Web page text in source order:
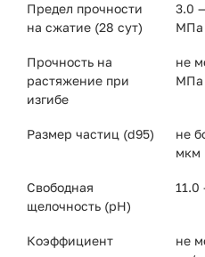
Предел прочности
на сжатие (28 сут)
3.0
МПа
Прочность на
растяжение при
изгибе
не
МПа
Размер частиц (d95)
не
мкм
Свободная
щелочность (pH)
11.0
Коэффициент
не